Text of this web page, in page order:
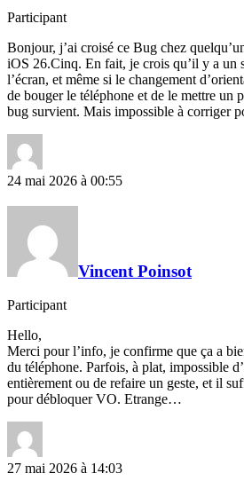
Participant
Bonjour, j’ai croisé ce Bug chez
iOS 26.Cinq. En fait, je crois qu’il y a un
l’écran, et même si le changement
de bouger le téléphone et de le mettre un
bug survient. Mais impossible à corriger
24 mai 2026 à 00:55
Vincent Poinsot
Participant
Hello,
Merci pour l’info, je confirme que ça a
du téléphone. Parfois, à plat, impossible
entièrement ou de refaire un geste, et il
pour débloquer VO. Etrange…
27 mai 2026 à 14:03